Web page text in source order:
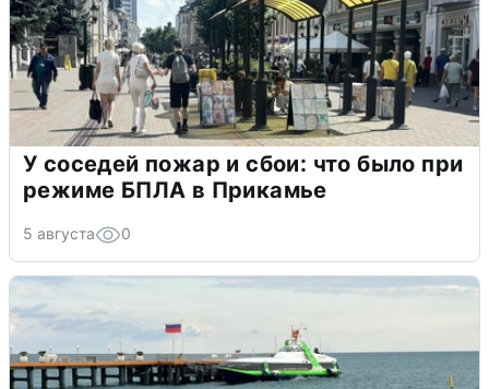
У соседей пожар и сбои: что было при
режиме БПЛА в Прикамье
5 августа 0